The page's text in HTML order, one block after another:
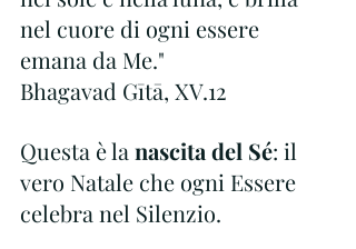
nel cuore di ogni essere
emana da Me."
Bhagavad Gītā, XV.12
Questa è la nascita del Sé: il
vero Natale che ogni Essere
celebra nel Silenzio.